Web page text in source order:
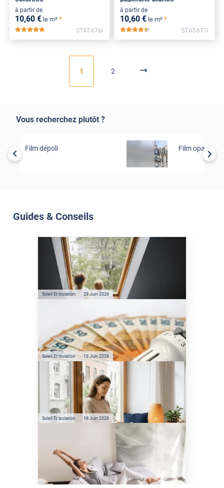
à partir de
10,60 € le m² *
STAT-676i
à partir de
10,60 € le m² *
*****
STAT-677i
1 2
Vous recherchez plutôt ?
Film dépoli Film opacifiant
Guides & Conseils
Véranda et Velux : Comment
bloquer jusqu'à 80% de
l'énergie solaire sans
climatisation ?
Soleil Et Isolation 29 Juin 2026
Film anti-chaleur : quelles
sont les économies d’énergie
réelles ?
Soleil Et Isolation 16 Juin 2026
Préservez votre logement de
la chaleur : les conseils de
Jamy de C'est Pas Sorcier
Soleil Et Isolation 16 Juin 2026
Comment protéger sa
maison de la chaleur sans
climatisation ?